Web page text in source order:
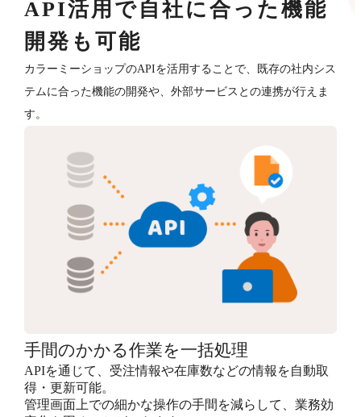
API活用で自社に合った機能
開発も可能
カラーミーショップのAPIを活用することで、既存の社内シス
テムに合った機能の開発や、外部サービスとの連携が行えま
す。
手間のかかる作業を一括処理
APIを通じて、受注情報や在庫数などの情報を自動取
得・更新可能。
管理画面上での細かな操作の手間を減らして、業務効